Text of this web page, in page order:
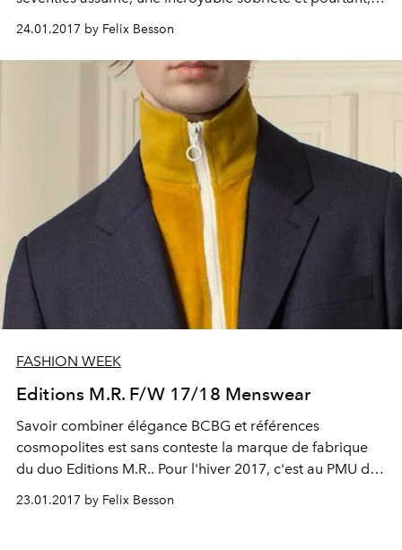
une des collections les plus fortes de la saison. L'art et la
manière de se jouer des codes.
24.01.2017 by Felix Besson
FASHION WEEK
Editions M.R. F/W 17/18 Menswear
Savoir combiner élégance BCBG et références
cosmopolites est sans conteste la marque de fabrique
du duo Editions M.R.. Pour l'hiver 2017, c'est au PMU du
coin que le jeune aristocrate se retrouve, ajoutant à ses
blazers et chemises en popeline un twist streetwear qui
23.01.2017 by Felix Besson